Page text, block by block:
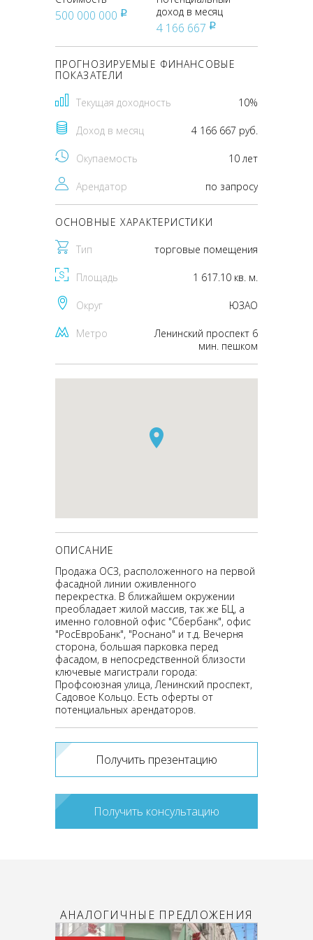
500 000 000 pуб
доход в месяц
4 166 667 pуб
ПРОГНОЗИРУЕМЫЕ ФИНАНСОВЫЕ
ПОКАЗАТЕЛИ
Текущая доходность 10%
Доход в месяц 4 166 667 руб.
Окупаемость 10 лет
Арендатор по запросу
ОСНОВНЫЕ ХАРАКТЕРИСТИКИ
Тип торговые помещения
Площадь 1 617.10 кв. м.
Округ ЮЗАО
Метро
Ленинский проспект 6
мин. пешком
ОПИСАНИЕ
Продажа ОСЗ, расположенного на первой
фасадной линии оживленного
перекрестка. В ближайшем окружении
преобладает жилой массив, так же БЦ, а
именно головной офис "Сбербанк", офис
"РосЕвроБанк", "Роснано" и т.д. Вечерня
сторона, большая парковка перед
фасадом, в непосредственной близости
ключевые магистрали города:
Профсоюзная улица, Ленинский проспект,
Садовое Кольцо. Есть оферты от
потенциальных арендаторов.
Получить презентацию
Получить консультацию
АНАЛОГИЧНЫЕ ПРЕДЛОЖЕНИЯ